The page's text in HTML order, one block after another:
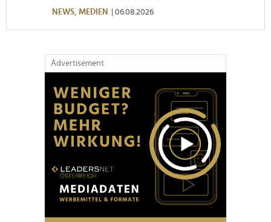
NEWS, MEDIEN | 06.08.2026
Advertisement